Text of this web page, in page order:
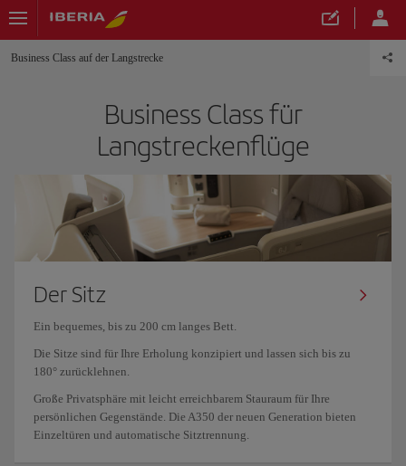
Business Class auf der Langstrecke
Business Class für
Langstreckenflüge
Der Sitz
Ein bequemes, bis zu 200 cm langes Bett.
Die Sitze sind für Ihre Erholung konzipiert und lassen sich bis zu
180° zurücklehnen.
Große Privatsphäre mit leicht erreichbarem Stauraum für Ihre
persönlichen Gegenstände. Die A350 der neuen Generation bieten
Einzeltüren und automatische Sitztrennung.